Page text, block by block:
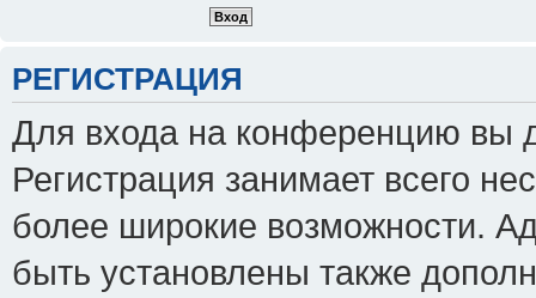
РЕГИСТРАЦИЯ
Для входа на конференцию вы
Регистрация занимает всего
более широкие возможности.
быть установлены также